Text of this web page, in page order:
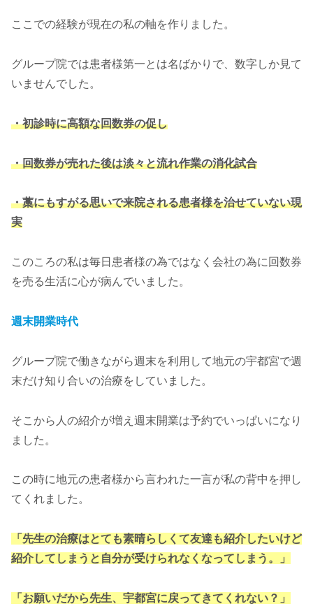
ここでの経験が現在の私の軸を作りました。
グループ院では患者様第一とは名ばかりで、数字しか見て
いませんでした。
・初診時に高額な回数券の促し
・回数券が売れた後は淡々と流れ作業の消化試合
・藁にもすがる思いで来院される患者様を治せていない現
実
このころの私は毎日患者様の為ではなく会社の為に回数券
を売る生活に心が病んでいました。
週末開業時代
グループ院で働きながら週末を利用して地元の宇都宮で週
末だけ知り合いの治療をしていました。
そこから人の紹介が増え週末開業は予約でいっぱいになり
ました。
この時に地元の患者様から言われた一言が私の背中を押し
てくれました。
「先生の治療はとても素晴らしくて友達も紹介したいけど
紹介してしまうと自分が受けられなくなってしまう。」
「お願いだから先生、宇都宮に戻ってきてくれない？」